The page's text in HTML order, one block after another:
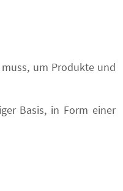
um Produkte und
Basis, in Form einer